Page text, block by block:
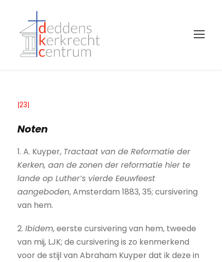
|23|
Noten
1. A. Kuyper, Tractaat van de Reformatie der
Kerken, aan de zonen der reformatie hier te
lande op Luther’s vierde Eeuwfeest
aangeboden, Amsterdam 1883, 35; cursivering
van hem.
2. Ibidem, eerste cursivering van hem, tweede
van mij, LJK; de cursivering is zo kenmerkend
voor de stijl van Abraham Kuyper dat ik deze in